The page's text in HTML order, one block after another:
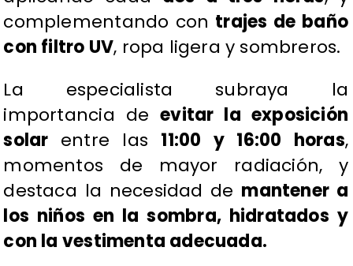
complementando con trajes de baño
con filtro UV, ropa ligera y sombreros.
​La especialista subraya la
importancia deevitar la exposición
solar entre las 11:00 y 16:00 horas,
momentos de mayor radiación, y
destaca la necesidad de mantener a
los niños en la sombra, hidratados y
con la vestimenta adecuada.